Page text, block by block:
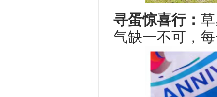
寻蛋惊喜行‌：
气缺一不可，